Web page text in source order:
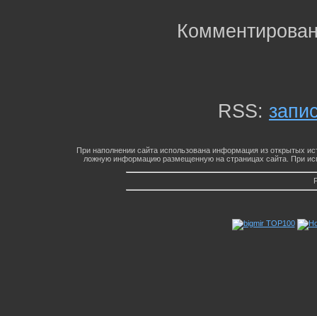
RSS:
При наполнении сайта использована информация из открытых
ложную информацию размещенную на страницах сайта. При